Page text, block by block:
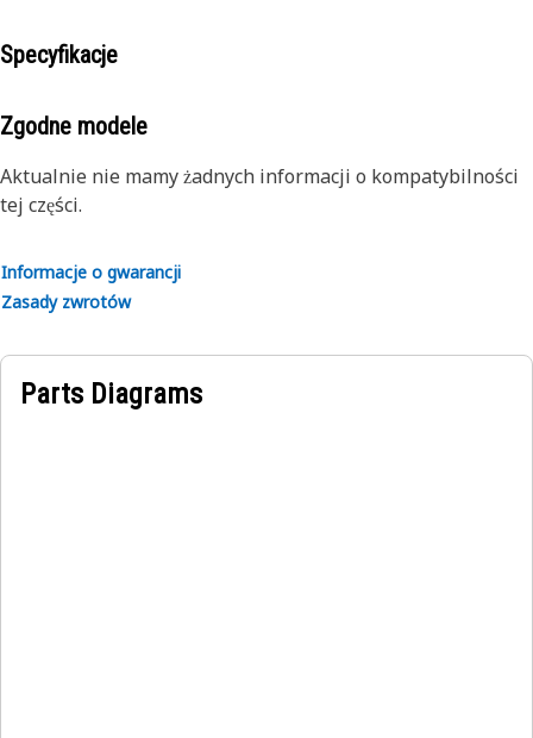
Specyfikacje
Zgodne modele
Aktualnie nie mamy żadnych informacji o kompatybilności
tej części.
Informacje o gwarancji
Zasady zwrotów
Parts Diagrams